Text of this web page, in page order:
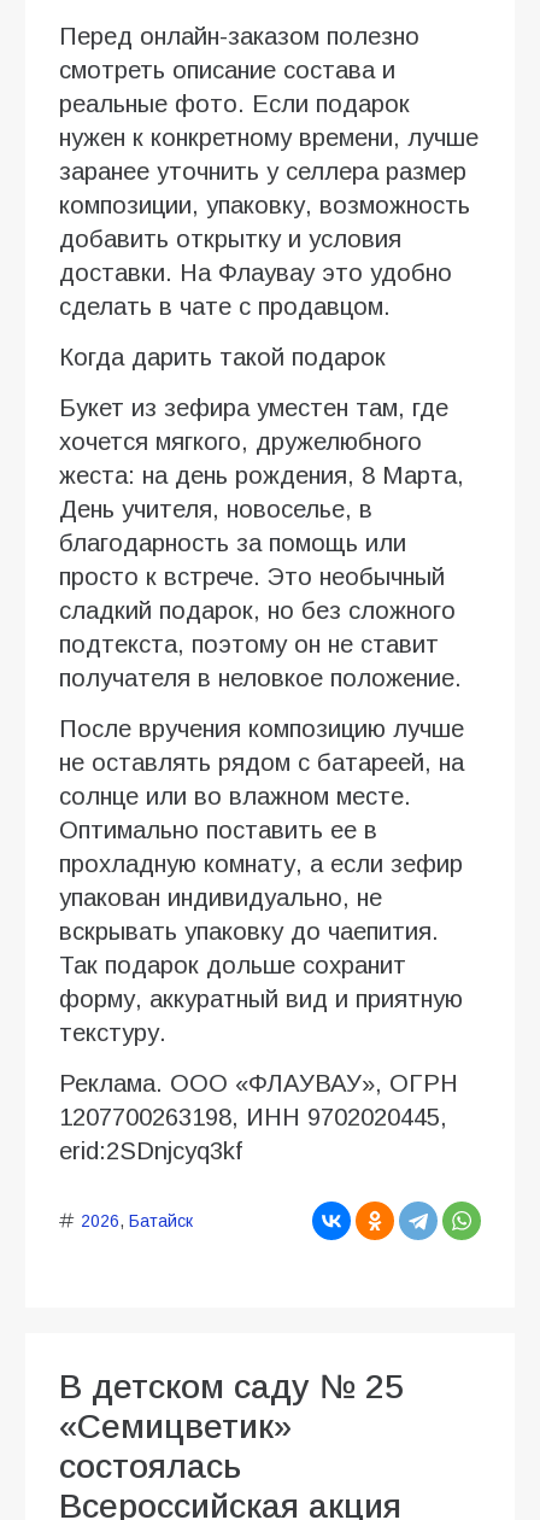
Перед онлайн-заказом полезно
смотреть описание состава и
реальные фото. Если подарок
нужен к конкретному времени, лучше
заранее уточнить у селлера размер
композиции, упаковку, возможность
добавить открытку и условия
доставки. На Флаувау это удобно
сделать в чате с продавцом.
Когда дарить такой подарок
Букет из зефира уместен там, где
хочется мягкого, дружелюбного
жеста: на день рождения, 8 Марта,
День учителя, новоселье, в
благодарность за помощь или
просто к встрече. Это необычный
сладкий подарок, но без сложного
подтекста, поэтому он не ставит
получателя в неловкое положение.
После вручения композицию лучше
не оставлять рядом с батареей, на
солнце или во влажном месте.
Оптимально поставить ее в
прохладную комнату, а если зефир
упакован индивидуально, не
вскрывать упаковку до чаепития.
Так подарок дольше сохранит
форму, аккуратный вид и приятную
текстуру.
Реклама. ООО «ФЛАУВАУ», ОГРН
1207700263198, ИНН 9702020445,
erid:2SDnjcyq3kf
2026, Батайск
В детском саду № 25
«Семицветик»
состоялась
Всероссийская акция